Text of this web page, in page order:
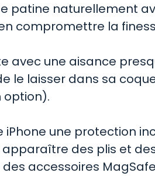
patine naturellement
compromettre la
avec une aisance
le laisser dans sa
option).
une protection
des plis et
accessoires